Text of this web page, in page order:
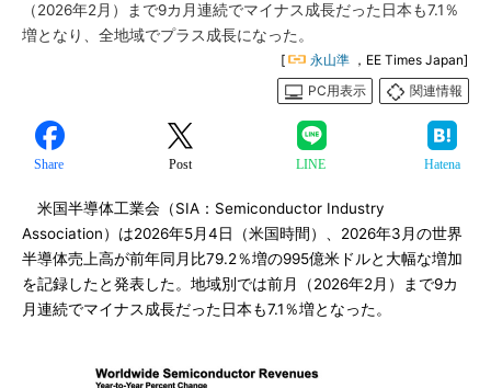
（2026年2月）まで9カ月連続でマイナス成長だった日本も7.1％
増となり、全地域でプラス成長になった。
[ 永山準 ，EE Times Japan]
PC用表示
関連情報
Share Post LINE Hatena
米国半導体工業会（SIA：Semiconductor Industry
Association）は2026年5月4日（米国時間）、2026年3月の世界
半導体売上高が前年同月比79.2％増の995億米ドルと大幅な増加
を記録したと発表した。地域別では前月（2026年2月）まで9カ
月連続でマイナス成長だった日本も7.1％増となった。